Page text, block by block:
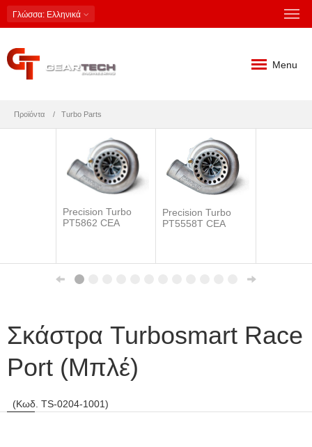
Γλώσσα: Ελληνικά
Menu
Προϊόντα Turbo Parts
Precision Turbo
PT5862 CEA
Precision Turbo
PT5558T CEA
Σκάστρα Turbosmart Race
Port (Μπλέ)
(Κωδ. TS-0204-1001)